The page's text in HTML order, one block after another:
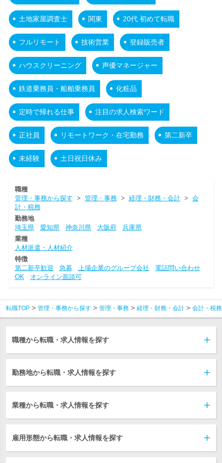
土地家屋調査士 関東 20代 初めて転職
フルリモート 技術営業 登録販売者
ハウスクリーニング 声優マネージャー
鉄道乗務員・船舶乗務員 化粧品
定時で帰れる仕事 注目の求人検索ワード
正社員 リモートワーク・在宅勤務 第二新卒
未経験 土日祝日休み
職種
管理・事務から探す > 管理・事務> 経理・財務・会計> 会
計・税務
勤務地
埼玉県
愛知県 神奈川県 大阪府
兵庫県
業種
人材派遣・人材紹介
特徴
第二新卒歓迎
急募 上場企業のグループ会社
電話問い合わせ
OK
オンライン面談可
転職TOP 管理・事務から探す 管理・事務 経理・財務・会計 会計・税務
職種から転職・求人情報を探す
勤務地から転職・求人情報を探す
業種から転職・求人情報を探す
雇用形態から転職・求人情報を探す